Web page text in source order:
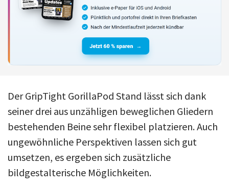
Der GripTight GorillaPod Stand lässt sich dank
seiner drei aus unzähligen beweglichen Gliedern
bestehenden Beine sehr flexibel platzieren. Auch
ungewöhnliche Perspektiven lassen sich gut
umsetzen, es ergeben sich zusätzliche
bildgestalterische Möglichkeiten.